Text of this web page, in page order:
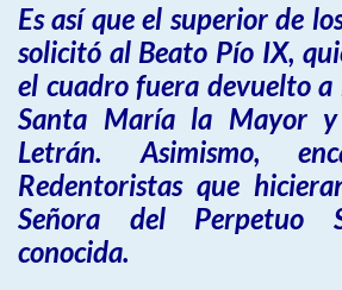
Es así que el superior de
solicitó al Beato Pío IX,
el cuadro fuera devuelto
Santa María la Mayor
Letrán. Asimismo,
Redentoristas que
Señora del Perpetuo
conocida.